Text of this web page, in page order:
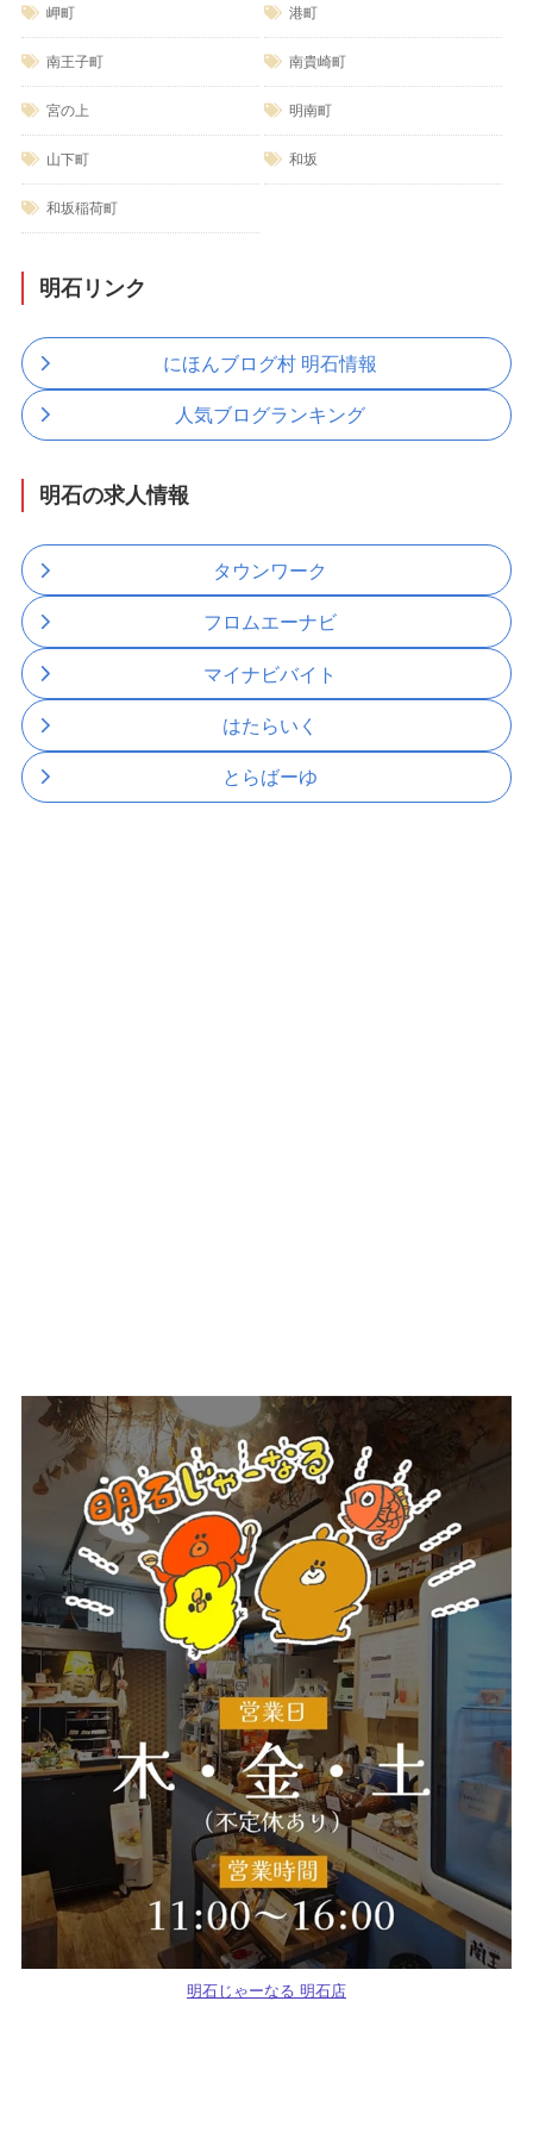
岬町 港町
南王子町 南貴崎町
宮の上 明南町
山下町 和坂
和坂稲荷町
明石リンク
にほんブログ村 明石情報
人気ブログランキング
明石の求人情報
タウンワーク
フロムエーナビ
マイナビバイト
はたらいく
とらばーゆ
明石じゃーなる 明石店